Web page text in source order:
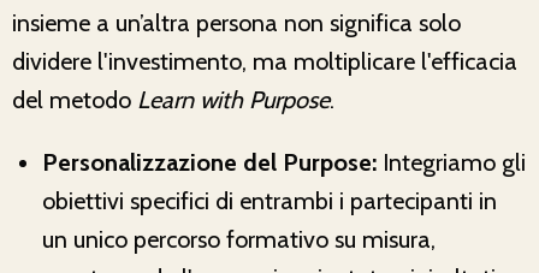
insieme a un’altra persona non significa solo
dividere l'investimento, ma moltiplicare l'efficacia
del metodo Learn with Purpose.
Personalizzazione del Purpose: Integriamo gli
obiettivi specifici di entrambi i partecipanti in
un unico percorso formativo su misura,